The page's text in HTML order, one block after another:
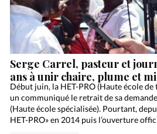
Serge Carrel, pasteur et
ans à unir chaire, plume et
Début juin, la HET-PRO (Haute école
un communiqué le retrait de sa
(Haute école spécialisée). Pourtant,
HET-PRO» en 2014 puis l’ouverture